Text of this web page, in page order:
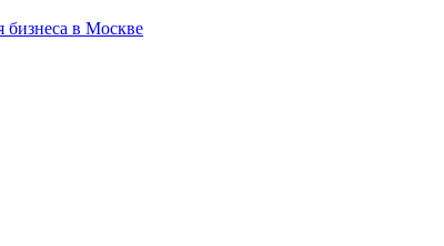
в Москве